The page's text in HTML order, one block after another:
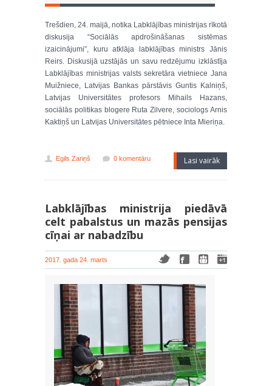
Trešdien, 24. maijā, notika Labklājības ministrijas rīkotā
diskusija “Sociālās apdrošināšanas sistēmas
izaicinājumi”, kuru atklāja labklājības ministrs Jānis
Reirs. Diskusijā uzstājās un savu redzējumu izklāstīja
Labklājības ministrijas valsts sekretāra vietniece Jana
Muižniece, Latvijas Bankas pārstāvis Guntis Kalniņš,
Latvijas Universitātes profesors Mihails Hazans,
sociālās politikas blogere Ruta Zilvere, sociologs Arnis
Kaktiņš un Latvijas Universitātes pētniece Inta Mieriņa.
Egils Zariņš 0 komentāru Lasi vairāk
Labklājības ministrija piedāvā
celt pabalstus un mazās pensijas
cīņai ar nabadzību
2017. gada 24. marts